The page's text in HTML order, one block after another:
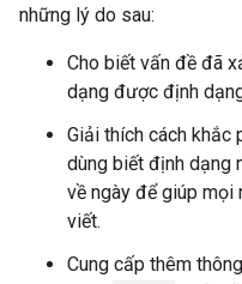
những lý do sau:
Cho biết vấn đề đã
dạng được định
Giải thích cách khắc
dùng biết định dạng
về ngày để giúp
viết.
Cung cấp thêm